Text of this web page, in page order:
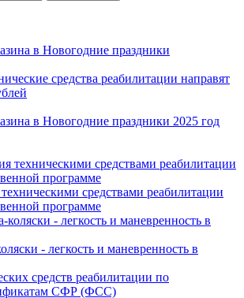
в Новогодние праздники
средства реабилитации направят
в Новогодние праздники 2025 год
средствами реабилитации
программе
- легкость и маневренность в